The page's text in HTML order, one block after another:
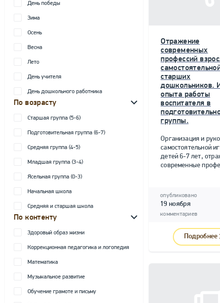
День победы
Зима
Осень
Весна
Лето
День учителя
День дошкольного работника
По возрасту
Старшая группа (5-6)
Подготовительная группа (6-7)
Средняя группа (4-5)
Младшая группа (3-4)
Ясельная группа (0-3)
Начальная школа
Средняя и старшая школа
По контенту
Здоровый образ жизни
Коррекционная педагогика и логопедия
Математика
Музыкальное развитие
Обучение грамоте и письму
Отражение
современных
профессий
старших
дошкольников.
опыта работы
воспитателя в
группы.
Организация и
самостоятельной
детей 6-7 лет,
современные
опубликовано
19 ноября
комментариев
Подробнее